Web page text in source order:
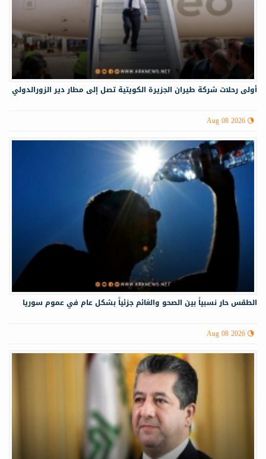
أولى رحلات شركة طيران الجزيرة الكويتية تصل إلى مطار دير الزورالدولي
Aug 08 2026
الطقس حار نسبياً بين الصحو والغائم جزئياً بشكل عام في عموم سوريا
Aug 08 2026